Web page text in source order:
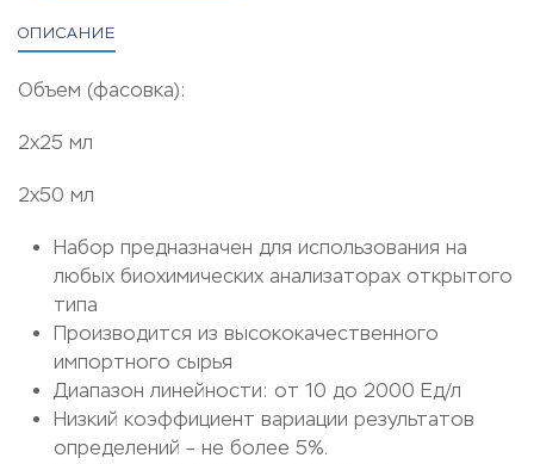
ОПИСАНИЕ
Объем (фасовка):
2х25 мл
2х50 мл
Набор предназначен для использования на
любых биохимических анализаторах открытого
типа
Производится из высококачественного
импортного сырья
Диапазон линейности: от 10 до 2000 Ед/л
Низкий коэффициент вариации результатов
определений – не более 5%.